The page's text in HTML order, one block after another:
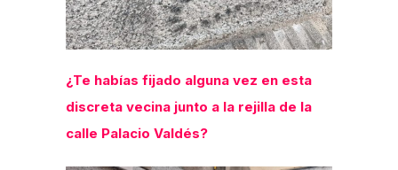
¿Te habías fijado alguna vez en esta
discreta vecina junto a la rejilla de la
calle Palacio Valdés?